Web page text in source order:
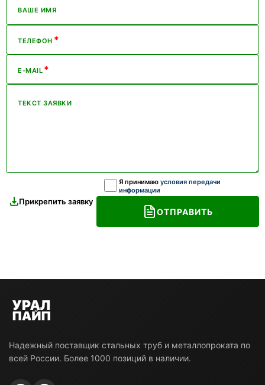
ВАШЕ ИМЯ
ТЕЛЕФОН *
E-MAIL *
ТЕКСТ ЗАЯВКИ
Прикрепить заявку
Я принимаю условия передачи
информации
ОТПРАВИТЬ
Надежный поставщик стальных труб и металлопроката по
всей России. Более 1000 позиций в наличии.